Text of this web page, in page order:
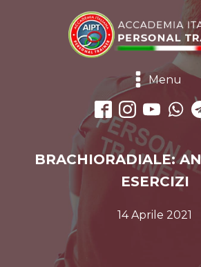
Menu
BRACHIORADIALE:
ESERCIZI
14 Aprile 2021